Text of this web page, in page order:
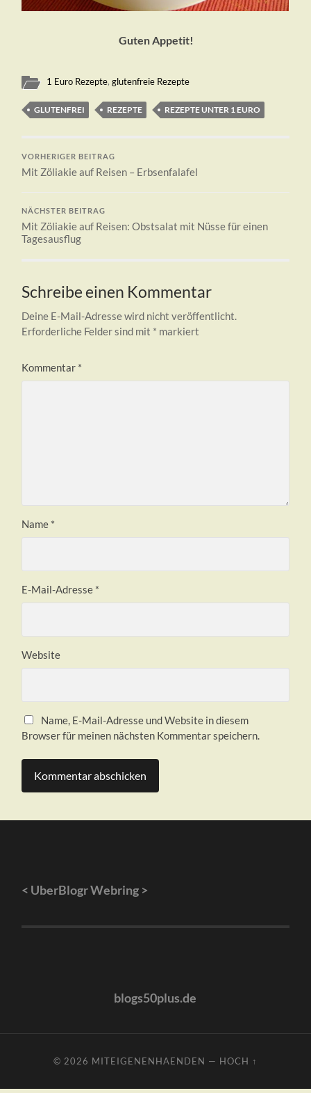
Guten Appetit!
1 Euro Rezepte,glutenfreie Rezepte
GLUTENFREI REZEPTE REZEPTE UNTER 1 EURO
VORHERIGER BEITRAG
Mit Zöliakie auf Reisen – Erbsenfalafel
NÄCHSTER BEITRAG
Mit Zöliakie auf Reisen: Obstsalat mit Nüsse für einen
Tagesausflug
Schreibe einen Kommentar
Deine E-Mail-Adresse wird nicht veröffentlicht.
Erforderliche Felder sind mit * markiert
Kommentar *
Name *
E-Mail-Adresse *
Website
Name, E-Mail-Adresse und Website in diesem
Browser für meinen nächsten Kommentar speichern.
< UberBlogr Webring >
blogs50plus.de
© 2026 MITEIGENENHAENDEN — HOCH ↑